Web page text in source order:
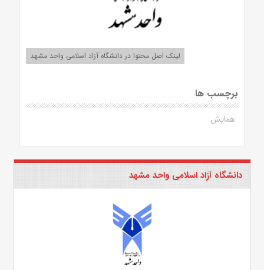
لینک اصل محتوا در دانشگاه آزاد اسلامی واحد مشهد
برچسب ها
همایش
دانشگاه آزاد اسلامی واحد مشهد